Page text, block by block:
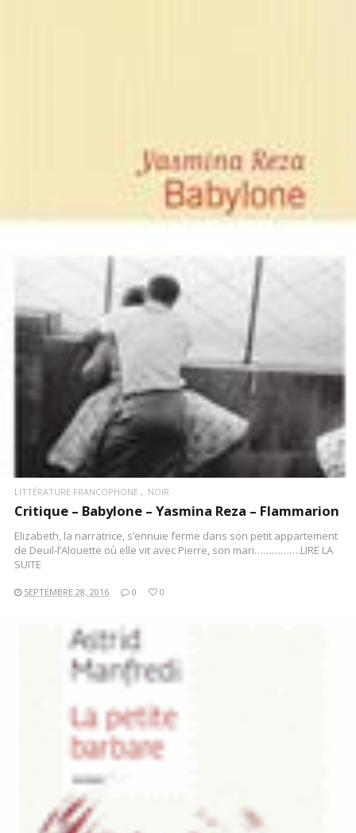
LITTÉRATURE FRANCOPHONE NOIR
Critique – Babylone – Yasmina Reza – Flammarion
Elizabeth, la narratrice, s’ennuie ferme dans son petit appartement
de Deuil-l’Alouette où elle vit avec Pierre, son mari…………….LIRE LA
SUITE
SEPTEMBRE 28, 2016 0 0